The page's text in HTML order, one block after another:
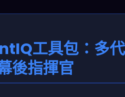
工具包：多
後指揮官